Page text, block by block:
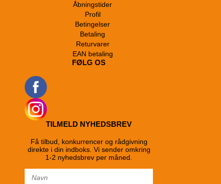
Åbningstider
Profil
Betingelser
Betaling
Returvarer
EAN betaling
FØLG OS
TILMELD NYHEDSBREV
Få tilbud, konkurrencer og rådgivning
direkte i din indboks. Vi sender omkring
1-2 nyhedsbrev per måned.